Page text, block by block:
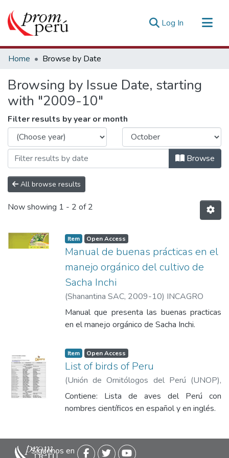
Log In (current)
Communities & Collections
Estadísticas Externas
Home Browse by Date
Browsing by Issue Date, starting
with "2009-10"
Filter results by year or month
Browse
All browse results
Now showing 1 - 2 of 2
Item Open Access
Manual de buenas prácticas en el
manejo orgánico del cultivo de
Sacha Inchi
(Shanantina SAC, 2009-10) INCAGRO
Manual que presenta las buenas practicas
en el manejo orgánico de Sacha Inchi.
Item Open Access
List of birds of Peru
(Unión de Ornitólogos del Perú (UNOP),
2009-10-20)Plenge, Manuel A.
Contiene: Lista de aves del Perú con
nombres científicos en español y en inglés.
Siguenos en